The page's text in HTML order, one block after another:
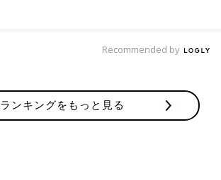
Recommended by
ランキングをもっと見る